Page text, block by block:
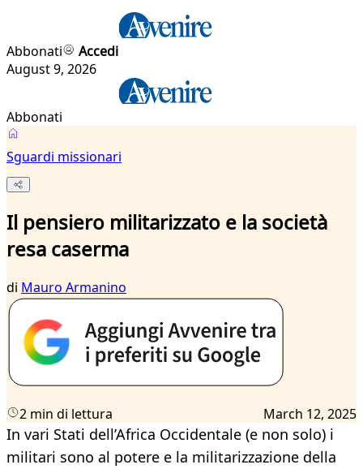
Abbonati
Accedi
August 9, 2026
Abbonati
Sguardi missionari
Il pensiero militarizzato e la società
resa caserma
di Mauro Armanino
2 min di lettura March 12, 2025
In vari Stati dell’Africa Occidentale (e non solo) i
militari sono al potere e la militarizzazione della